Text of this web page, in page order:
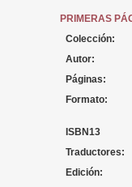
PRIMERAS
Colección:
Autor:
Páginas:
Formato:
ISBN13
Traductores:
Edición: